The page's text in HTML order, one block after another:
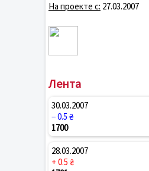
На проекте с: 27.03.2007
Лента
30.03.2007
− 0.5 ₴
1700
28.03.2007
+ 0.5 ₴